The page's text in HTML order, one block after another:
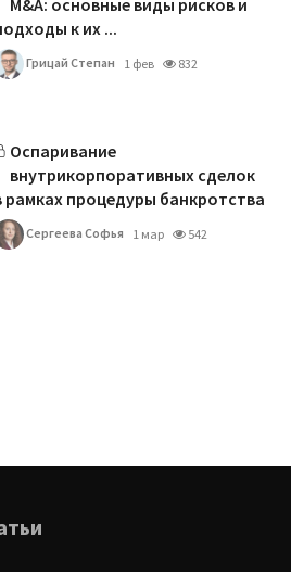
M&A: основные виды рисков и
к их ...
Грицай Степан 1 фев 832
Оспаривание
внутрикорпоративных сделок
рамках процедуры банкротства
Сергеева Софья 1 мар 542